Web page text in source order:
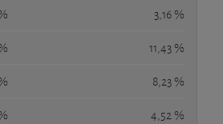
3,16 %
11,43 %
8,23 %
4,52 %